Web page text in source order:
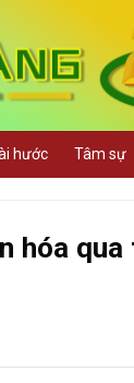
hước Tâm sự
hóa